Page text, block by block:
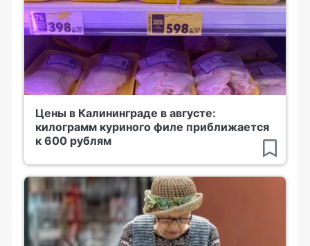
Цены в Калининграде в августе:
килограмм куриного филе приближается
к 600 рублям